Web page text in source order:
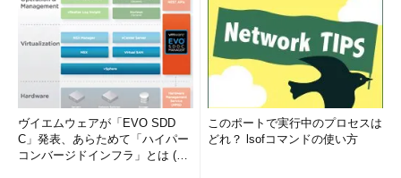
ヴイエムウェアが「EVO SDD
C」発表、あらためて「ハイパー
コンバージドインフラ」とは (1/
このポートで実行中のプロセスは
どれ？ lsofコマンドの使い方